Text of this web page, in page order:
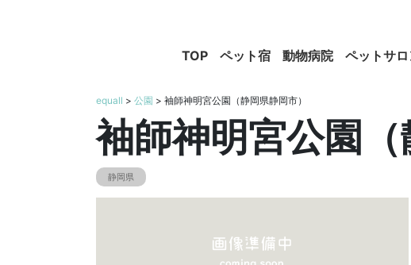
TOP ペット宿 動物病院 ペットサロ
equall > 公園 > 袖師神明宮公園（静岡県静岡市）
袖師神明宮公園（
静岡県